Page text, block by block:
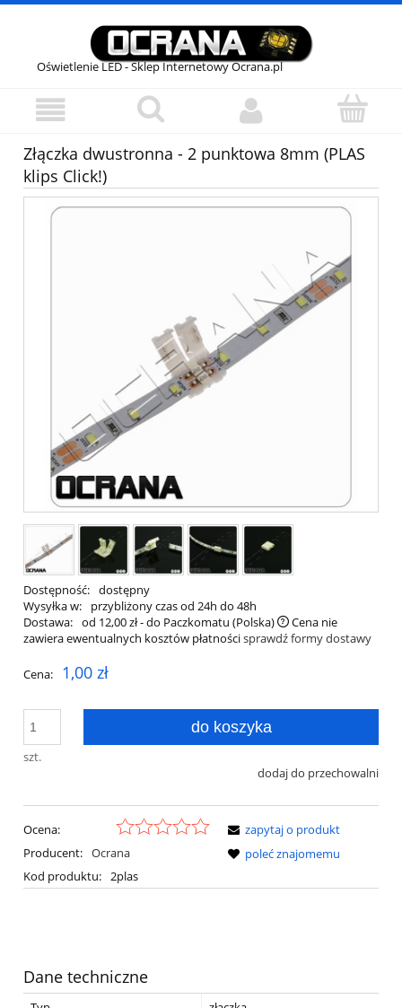
Oświetlenie LED - Sklep Internetowy Ocrana.pl
Złączka dwustronna - 2 punktowa 8mm (PLAS
klips Click!)
Dostępność: dostępny
Wysyłka w:
przybliżony czas od 24h do 48h
Dostawa: od 12,00 zł- do Paczkomatu (Polska)
Cena nie
zawiera ewentualnych kosztów płatnościsprawdź formy dostawy
Cena: 1,00 zł
szt.
do koszyka
dodaj do przechowalni
Ocena:
Producent: Ocrana
Kod produktu: 2plas
zapytaj o produkt
poleć znajomemu
Dane techniczne